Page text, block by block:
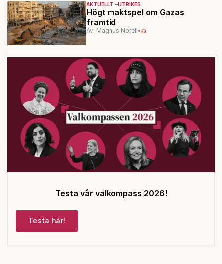
AKTUELLT UTRIKES
Högt maktspel om Gazas
framtid
Av: Magnus Norell•
Testa vår valkompass 2026!
Testa här!